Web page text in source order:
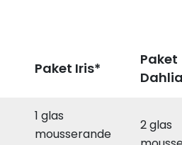
Paket Iris*
Paket
1 glas
mousserande
2 glas